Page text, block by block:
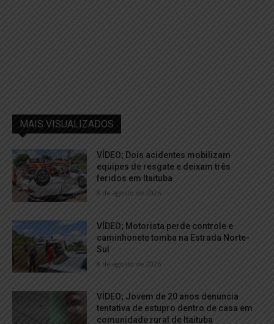
MAIS VISUALIZADOS
VÍDEO; Dois acidentes mobilizam
equipes de resgate e deixam três
feridos em Itaituba
8 de agosto de 2026
VÍDEO; Motorista perde controle e
caminhonete tomba na Estrada Norte-
Sul
8 de agosto de 2026
VÍDEO; Jovem de 20 anos denuncia
tentativa de estupro dentro de casa em
comunidade rural de Itaituba